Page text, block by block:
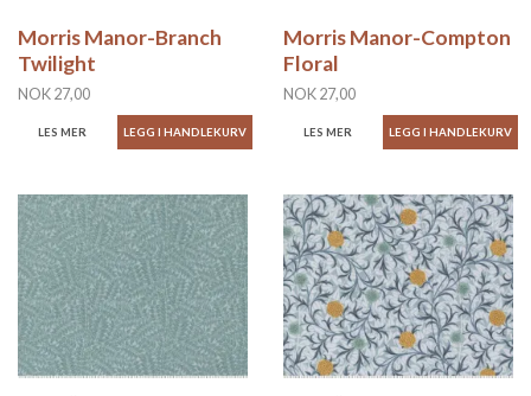
Morris Manor-Branch
Twilight
NOK 27,00
LES MER
Morris Manor-Compton
Floral
NOK 27,00
LES MER